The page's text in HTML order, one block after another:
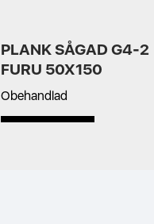
PLANK SÅGAD G4-2
FURU 50X150
Obehandlad